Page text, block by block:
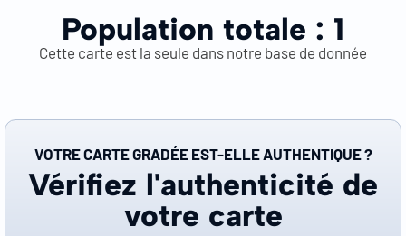
Population totale : 1
Cette carte est la seule dans notre base de donnée
VOTRE CARTE GRADÉE EST-ELLE AUTHENTIQUE ?
Vérifiez l'authenticité de
votre carte